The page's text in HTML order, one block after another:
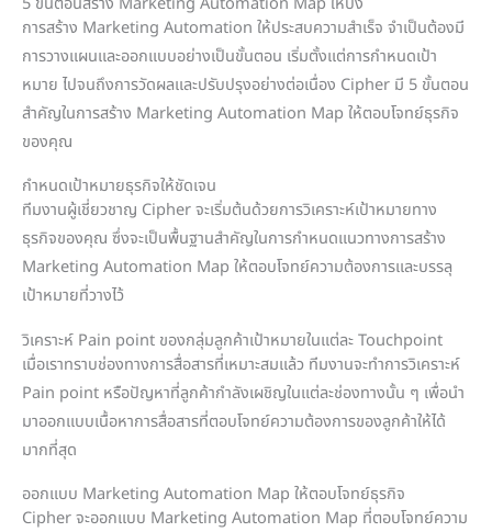
การสร้าง Marketing Automation ให้ประสบความสำเร็จ จำเป็นต้องมี
การวางแผนและออกแบบอย่างเป็นขั้นตอน เริ่มตั้งแต่การกำหนดเป้า
หมาย ไปจนถึงการวัดผลและปรับปรุงอย่างต่อเนื่อง Cipher มี 5 ขั้นตอน
สำคัญในการสร้าง Marketing Automation Map ให้ตอบโจทย์ธุรกิจ
ของคุณ
กำหนดเป้าหมายธุรกิจให้ชัดเจน
ทีมงานผู้เชี่ยวชาญ Cipher จะเริ่มต้นด้วยการวิเคราะห์เป้าหมายทาง
ธุรกิจของคุณ ซึ่งจะเป็นพื้นฐานสำคัญในการกำหนดแนวทางการสร้าง
Marketing Automation Map ให้ตอบโจทย์ความต้องการและบรรลุ
เป้าหมายที่วางไว้
วิเคราะห์ Pain point ของกลุ่มลูกค้าเป้าหมายในแต่ละ Touchpoint
เมื่อเราทราบช่องทางการสื่อสารที่เหมาะสมแล้ว ทีมงานจะทำการวิเคราะห์
Pain point หรือปัญหาที่ลูกค้ากำลังเผชิญในแต่ละช่องทางนั้น ๆ เพื่อนำ
มาออกแบบเนื้อหาการสื่อสารที่ตอบโจทย์ความต้องการของลูกค้าให้ได้
มากที่สุด
ออกแบบ Marketing Automation Map ให้ตอบโจทย์ธุรกิจ
Cipher จะออกแบบ Marketing Automation Map ที่ตอบโจทย์ความ